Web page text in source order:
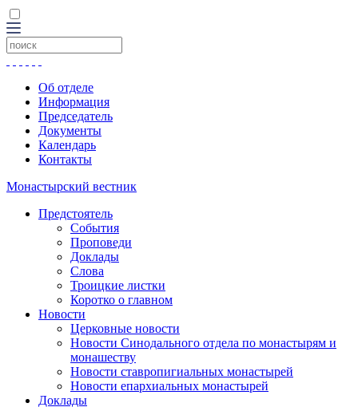
Об отделе
Информация
Председатель
Документы
Календарь
Контакты
Монастырский вестник
Предстоятель
События
Проповеди
Доклады
Слова
Троицкие листки
Коротко о главном
Новости
Церковные новости
Новости Синодального отдела по монастырям и
монашеству
Новости ставропигиальных монастырей
Новости епархиальных монастырей
Доклады